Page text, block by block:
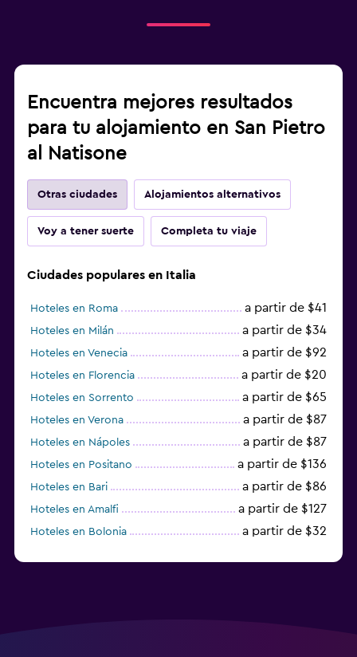
Encuentra mejores resultados
para tu alojamiento en San Pietro
al Natisone
Otras ciudades Alojamientos alternativos
Voy a tener suerte Completa tu viaje
Ciudades populares en Italia
Hoteles en Roma a partir de $41
Hoteles en Milán a partir de $34
Hoteles en Venecia a partir de $92
Hoteles en Florencia a partir de $20
Hoteles en Sorrento a partir de $65
Hoteles en Verona a partir de $87
Hoteles en Nápoles a partir de $87
Hoteles en Positano a partir de $136
Hoteles en Bari a partir de $86
Hoteles en Amalfi a partir de $127
Hoteles en Bolonia a partir de $32